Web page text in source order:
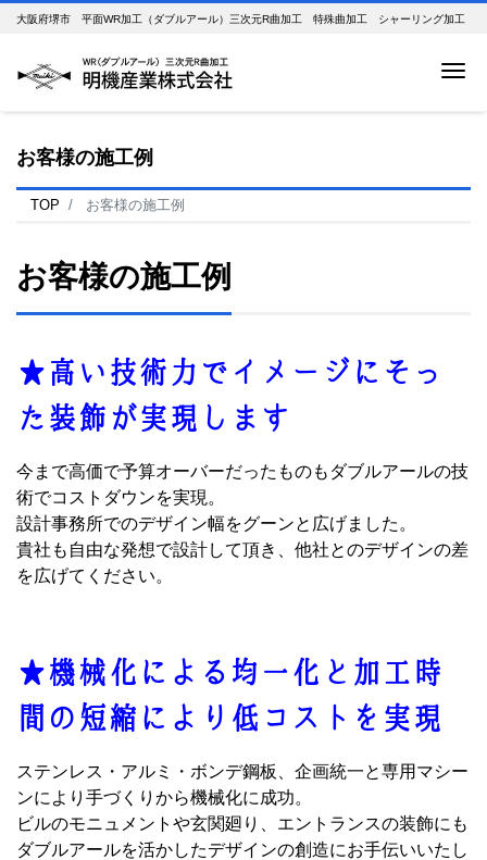
大阪府堺市 平面WR加工（ダブルアール）三次元R曲加工 特殊曲加工 シャーリング加工
お客様の施工例
TOP お客様の施工例
お客様の施工例
★高い技術力でイメージにそっ
た装飾が実現します
今まで高価で予算オーバーだったものもダブルアールの技
術でコストダウンを実現。
設計事務所でのデザイン幅をグーンと広げました。
貴社も自由な発想で設計して頂き、他社とのデザインの差
を広げてください。
★機械化による均一化と加工時
間の短縮により低コストを実現
ステンレス・アルミ・ボンデ鋼板、企画統一と専用マシー
ンにより手づくりから機械化に成功。
ビルのモニュメントや玄関廻り、エントランスの装飾にも
ダブルアールを活かしたデザインの創造にお手伝いいたし